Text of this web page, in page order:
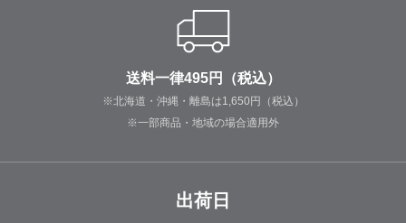
送料一律495円（税込）
※北海道・沖縄・離島は1,650円（税込）
※一部商品・地域の場合適用外
出荷日